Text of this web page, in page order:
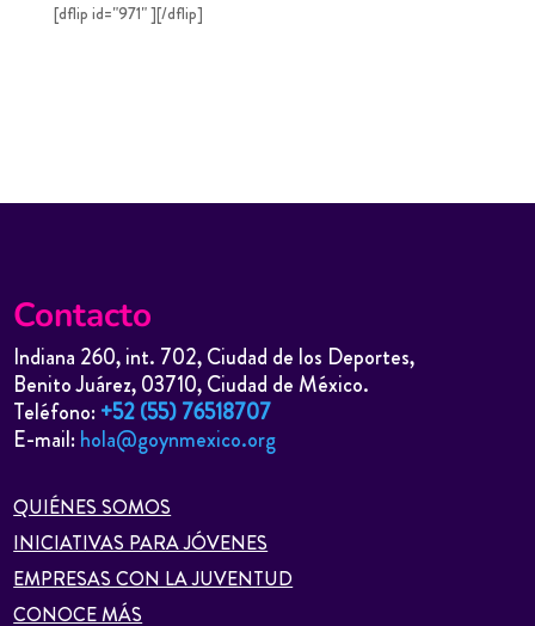
[dflip id="971" ][/dflip]
Contacto
Indiana 260, int. 702, Ciudad de los Deportes,
Benito Juárez, 03710, Ciudad de México.
Teléfono:+52 (55) 76518707
E-mail:hola@goynmexico.org
QUIÉNES SOMOS
INICIATIVAS PARA JÓVENES
EMPRESAS CON LA JUVENTUD
CONOCE MÁS